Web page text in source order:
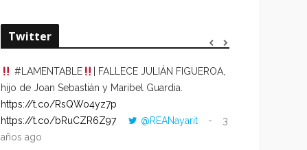
Twitter
#LAMENTABLE
| FALLECE JULIÁN FIGUEROA,
hijo de Joan Sebastián y Maribel Guardia.
https://t.co/RsQWo4yz7p
https://t.co/bRuCZR6Z97
@REANayarit
3
años ago